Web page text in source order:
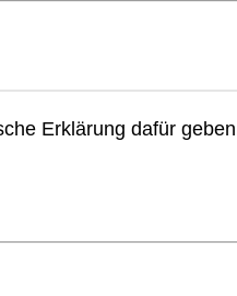
Erklärung dafür